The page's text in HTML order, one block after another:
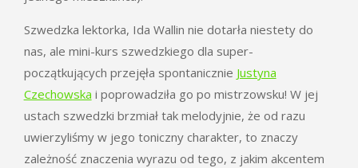
Szwedzka lektorka, Ida Wallin nie dotarła niestety do
nas, ale mini-kurs szwedzkiego dla super-
początkujących przejęła spontanicznie Justyna
Czechowska i poprowadziła go po mistrzowsku! W jej
ustach szwedzki brzmiał tak melodyjnie, że od razu
uwierzyliśmy w jego toniczny charakter, to znaczy
zależność znaczenia wyrazu od tego, z jakim akcentem